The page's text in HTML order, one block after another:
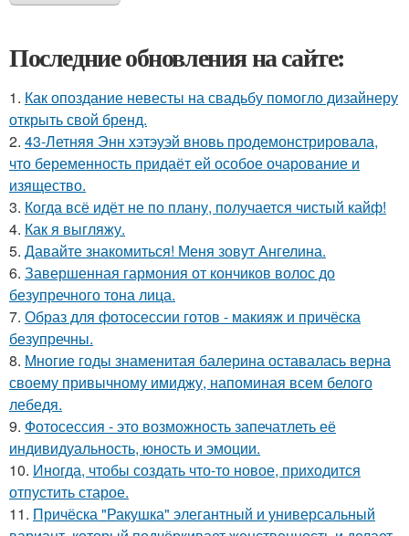
Последние обновления на сайте:
1. Как опоздание невесты на свадьбу помогло дизайнеру
открыть свой бренд.
2. 43-Летняя Энн хэтэуэй вновь продемонстрировала,
что беременность придаёт ей особое очарование и
изящество.
3. Когда всё идёт не по плану, получается чистый кайф!
4. Как я выгляжу.
5. Давайте знакомиться! Меня зовут Ангелина.
6. Завершенная гармония от кончиков волос до
безупречного тона лица.
7. Образ для фотосессии готов - макияж и причёска
безупречны.
8. Многие годы знаменитая балерина оставалась верна
своему привычному имиджу, напоминая всем белого
лебедя.
9. Фотосессия - это возможность запечатлеть её
индивидуальность, юность и эмоции.
10. Иногда, чтобы создать что-то новое, приходится
отпустить старое.
11. Причёска "Ракушка" элегантный и универсальный